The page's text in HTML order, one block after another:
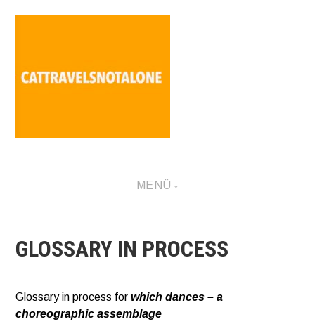
SABINA HOLZER performance-artist. writer. movement-
MENÜ
GLOSSARY IN PROCESS
Glossary in process forwhich dances – a
choreographic assemblage